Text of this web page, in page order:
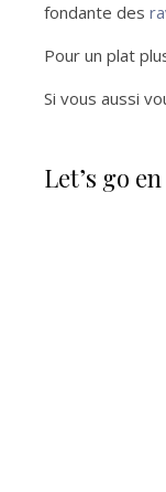
fondante des
Pour un plat
Si vous aussi
Let’s go